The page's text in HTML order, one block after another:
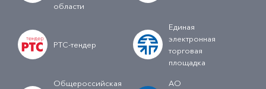
области
РТС-тендер
Единая
электронная
торговая
площадка
Общероссийская АО